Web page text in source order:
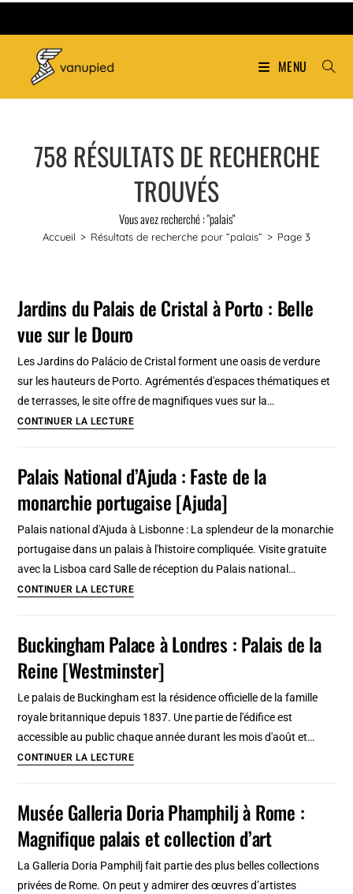
MENU
758 RÉSULTATS DE RECHERCHE
TROUVÉS
Vous avez recherché : "palais"
Accueil > Résultats de recherche pour “palais” > Page 3
Jardins du Palais de Cristal à Porto : Belle
vue sur le Douro
Les Jardins do Palácio de Cristal forment une oasis de verdure
sur les hauteurs de Porto. Agrémentés d'espaces thématiques et
de terrasses, le site offre de magnifiques vues sur la…
CONTINUER LA LECTUREJardins
de
Cristal
à
vue
Douro
Palais National d’Ajuda : Faste de la
monarchie portugaise [Ajuda]
Palais national d'Ajuda à Lisbonne : La splendeur de la monarchie
portugaise dans un palais à l'histoire compliquée. Visite gratuite
avec la Lisboa card Salle de réception du Palais national…
CONTINUER LA LECTUREPalais
:
Faste
portugaise
[Ajuda]
Buckingham Palace à Londres : Palais de la
Reine [Westminster]
Le palais de Buckingham est la résidence officielle de la famille
royale britannique depuis 1837. Une partie de l'édifice est
accessible au public chaque année durant les mois d'août et…
CONTINUER LA LECTUREBuckingham
Londres
:
de
Musée Galleria Doria Phamphilj à Rome :
Magnifique palais et collection d’art
La Galleria Doria Pamphilj fait partie des plus belles collections
privées de Rome. On peut y admirer des œuvres d’artistes